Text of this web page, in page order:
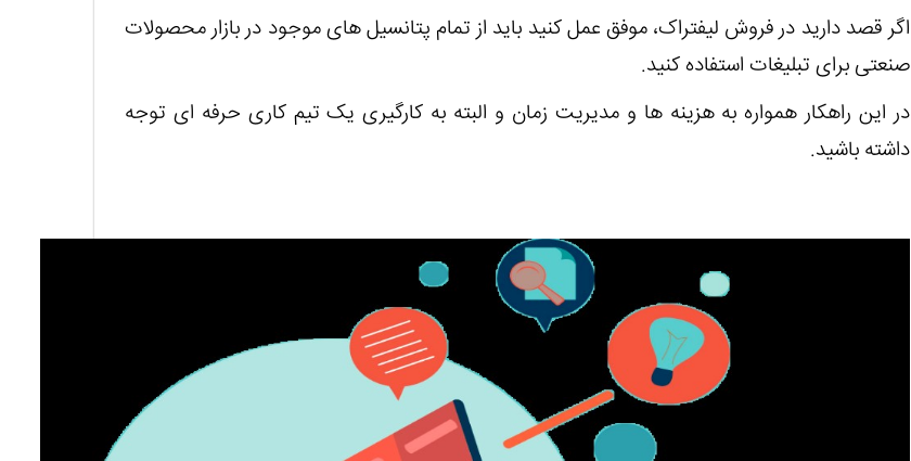
اگر قصد دارید در فروش لیفتراک، موفق عمل کنید باید از تمام پتانسیل های موجود در بازار محصولات
صنعتی برای تبلیغات استفاده کنید.
در این راهکار همواره به هزینه ها و مدیریت زمان و البته به کارگیری یک تیم کاری حرفه ای توجه
داشته باشید.